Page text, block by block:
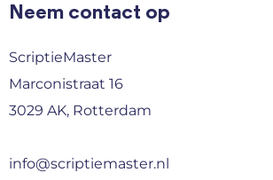
Neem contact op
ScriptieMaster
Marconistraat 16
3029 AK, Rotterdam
info@scriptiemaster.nl